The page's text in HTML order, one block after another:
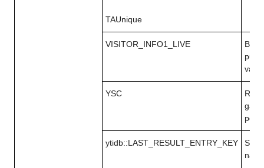
TAUnique
VISITOR_INFO1_LIVE
YSC
ytidb::LAST_RESULT_ENTRY_KEY